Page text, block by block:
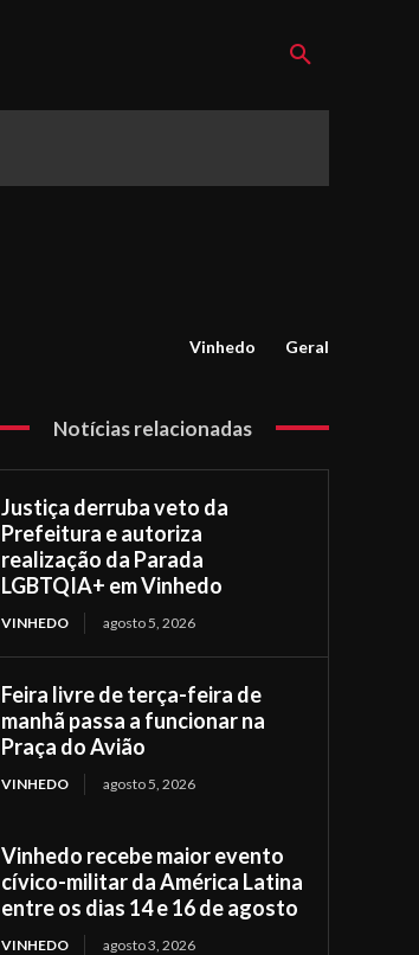
Vinhedo Geral
Notícias relacionadas
Justiça derruba veto da
Prefeitura e autoriza
realização da Parada
LGBTQIA+ em Vinhedo
VINHEDO agosto 5, 2026
Feira livre de terça-feira de
manhã passa a funcionar na
Praça do Avião
VINHEDO agosto 5, 2026
Vinhedo recebe maior evento
cívico-militar da América Latina
entre os dias 14 e 16 de agosto
VINHEDO agosto 3, 2026